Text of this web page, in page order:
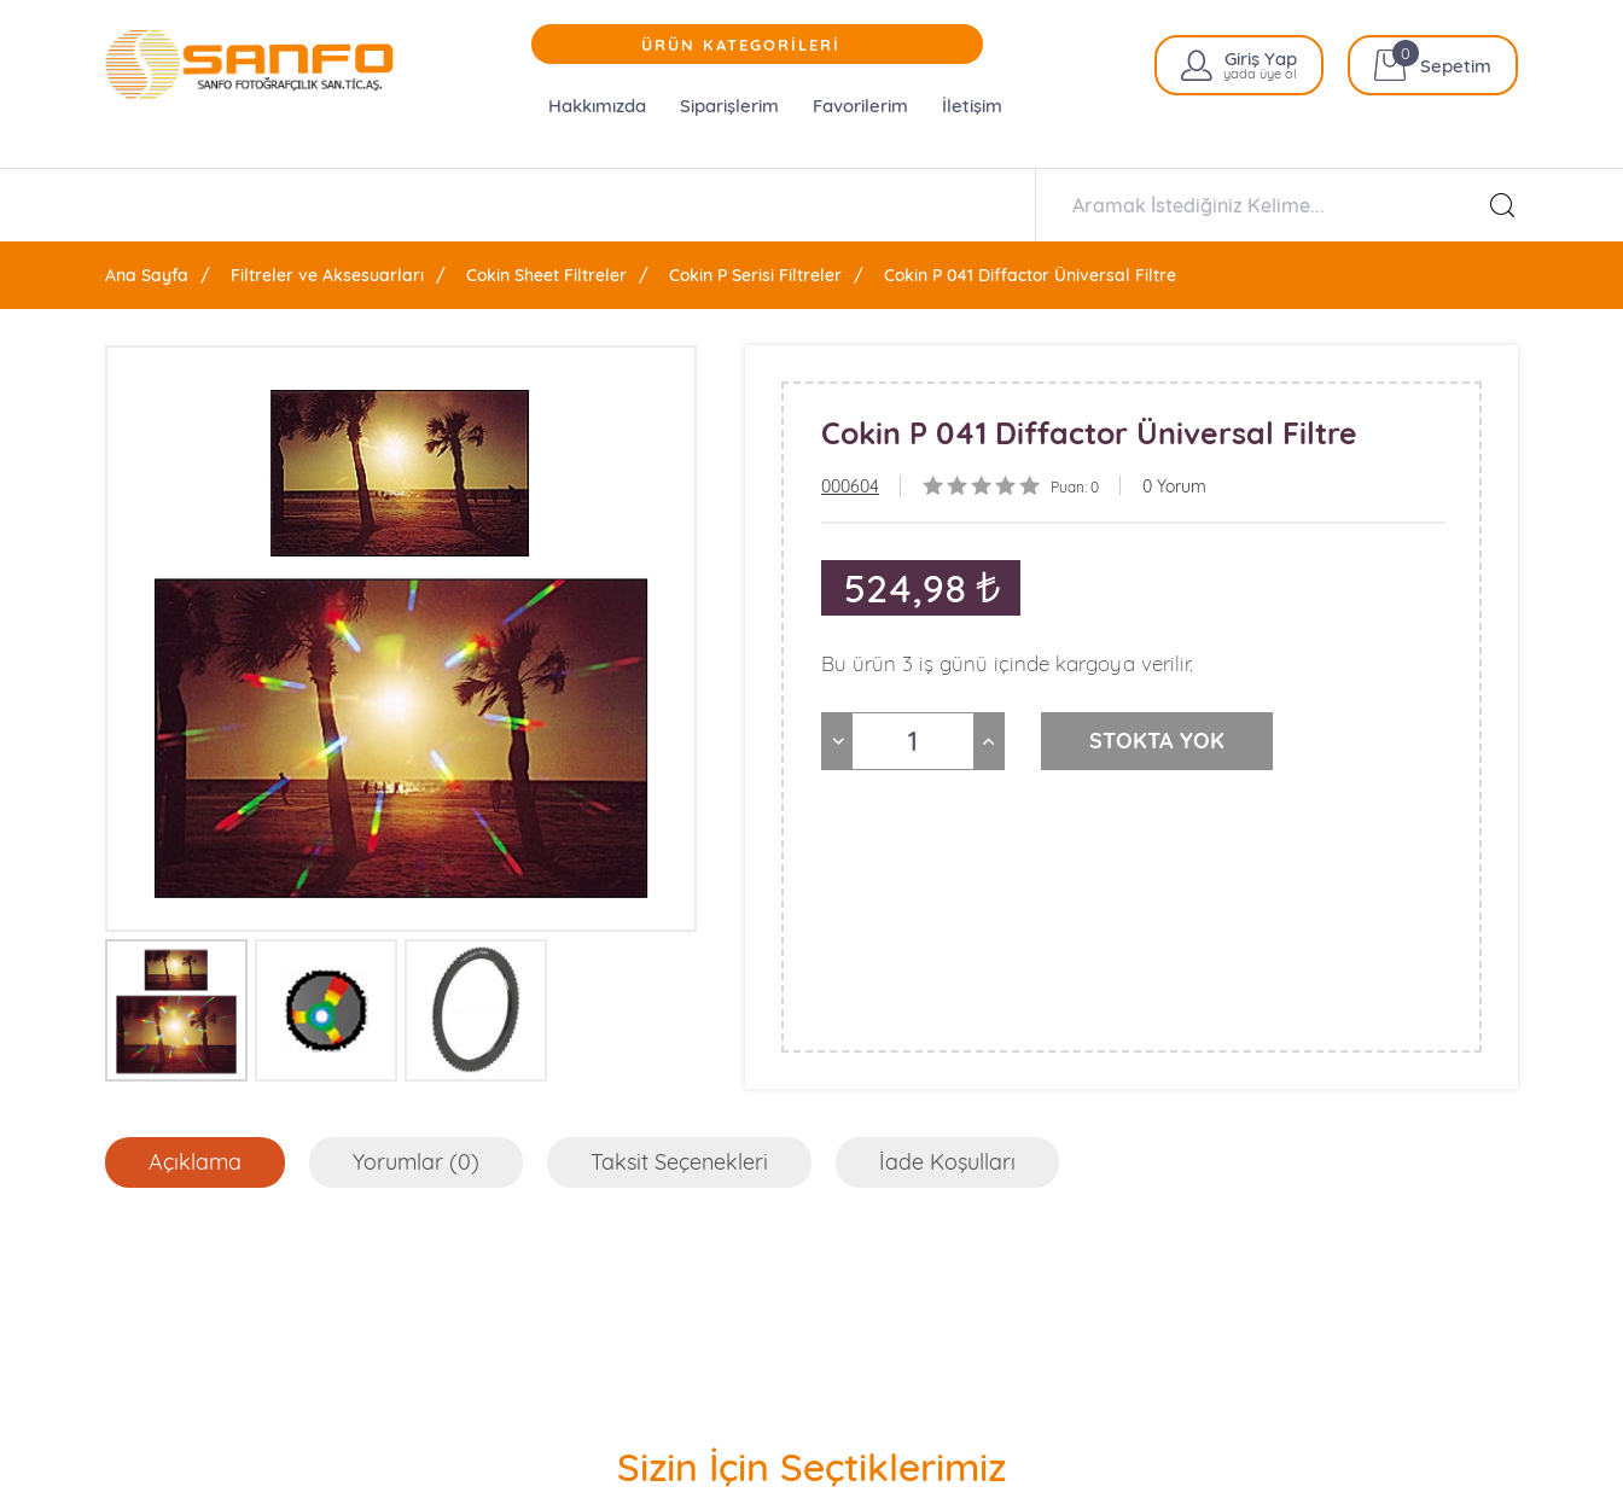
ÜRÜN KATEGORİLERİ
Hakkımızda Siparişlerim Favorilerim İletişim
Giriş Yap
yada üye ol Sepetim
0
Ana Sayfa Filtreler ve Aksesuarları Cokin Sheet Filtreler Cokin P Serisi Filtreler Cokin P 041 Diffactor Üniversal Filtre
Cokin P 041 Diffactor Üniversal Filtre
000604 Puan: 0 0 Yorum
524,98
Bu ürün 3 iş günü içinde kargoya verilir.
Açıklama Yorumlar (0) Taksit Seçenekleri İade Koşulları
Sizin İçin Seçtiklerimiz